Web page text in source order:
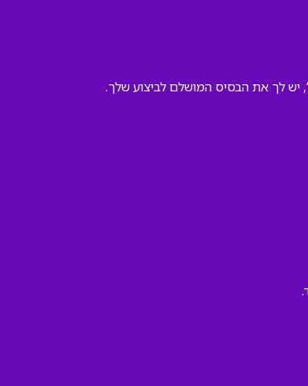
יש לך את הבסיס המושלם לביצוע שלך.